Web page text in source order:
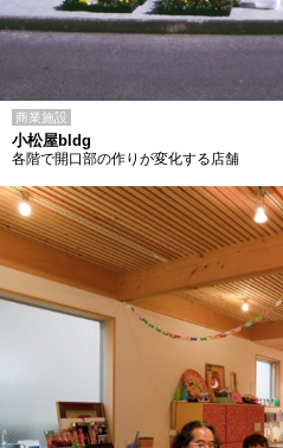
商業施設
小松屋bldg
各階で開口部の作りが変化する店舗